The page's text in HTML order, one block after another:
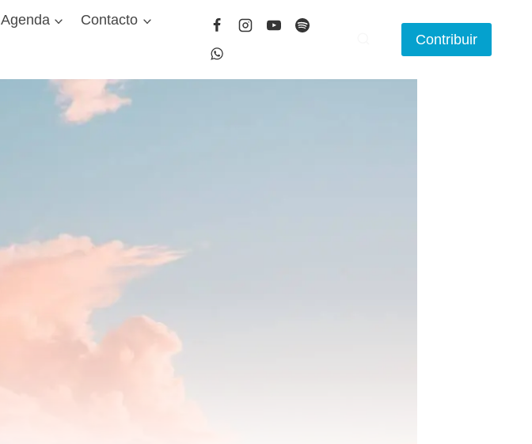
Agenda Contacto
Contribuir